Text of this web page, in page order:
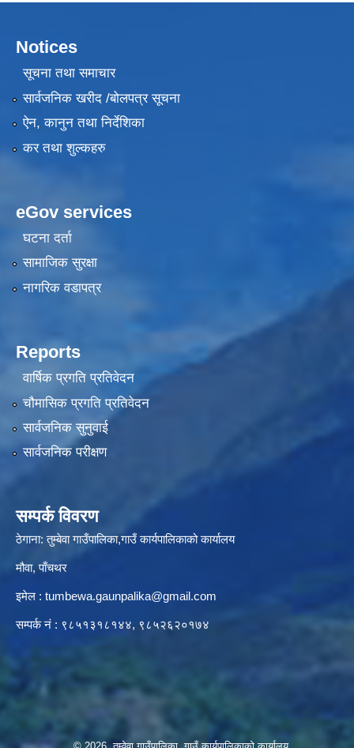
Notices
सूचना तथा समाचार
सार्वजनिक खरीद /बोलपत्र सूचना
ऐन, कानुन तथा निर्देशिका
कर तथा शुल्कहरु
eGov services
घटना दर्ता
सामाजिक सुरक्षा
नागरिक वडापत्र
Reports
वार्षिक प्रगति प्रतिवेदन
चौमासिक प्रगति प्रतिवेदन
सार्वजनिक सुनुवाई
सार्वजनिक परीक्षण
सम्पर्क विवरण
ठेगाना: तुम्बेवा गाउँपालिका,गाउँ कार्यपालिकाको कार्यालय
मौवा, पाँचथर
इमेल : tumbewa.gaunpalika@gmail.com
सम्पर्क नं : ९८५१३१८१४४, ९८५२६२०१७४